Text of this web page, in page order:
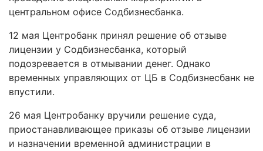
центральном офисе Содбизнесбанка.
12 мая Центробанк принял решение об отзыве
лицензии у Содбизнесбанка, который
подозревается в отмывании денег. Однако
временных управляющих от ЦБ в Содбизнесбанк не
впустили.
26 мая Центробанку вручили решение суда,
приостанавливающее приказы об отзыве лицензии
и назначении временной администрации в